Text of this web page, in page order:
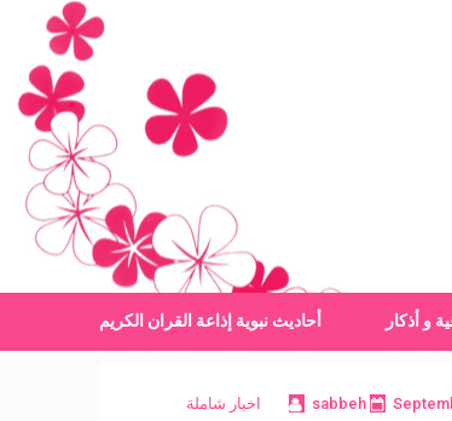
و أذكار أحاديث نبوية إذاعة القران الكريم
sabbeh اخبار شاملة